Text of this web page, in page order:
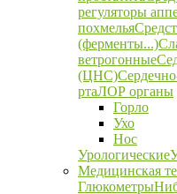
регуляторы
похмелья
(ферменты...)
ветрогонные
(ЦНС)
ртаЛОР органы
Горло
Ухо
Нос
Урологические
Медицинская
Глюкометры